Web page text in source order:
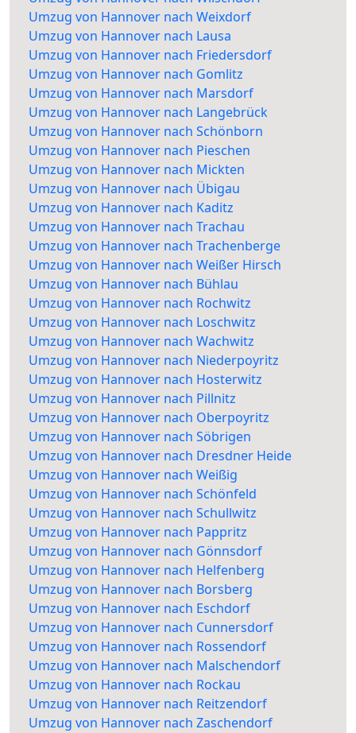
Umzug von Hannover nach Weixdorf
Umzug von Hannover nach Lausa
Umzug von Hannover nach Friedersdorf
Umzug von Hannover nach Gomlitz
Umzug von Hannover nach Marsdorf
Umzug von Hannover nach Langebrück
Umzug von Hannover nach Schönborn
Umzug von Hannover nach Pieschen
Umzug von Hannover nach Mickten
Umzug von Hannover nach Übigau
Umzug von Hannover nach Kaditz
Umzug von Hannover nach Trachau
Umzug von Hannover nach Trachenberge
Umzug von Hannover nach Weißer Hirsch
Umzug von Hannover nach Bühlau
Umzug von Hannover nach Rochwitz
Umzug von Hannover nach Loschwitz
Umzug von Hannover nach Wachwitz
Umzug von Hannover nach Niederpoyritz
Umzug von Hannover nach Hosterwitz
Umzug von Hannover nach Pillnitz
Umzug von Hannover nach Oberpoyritz
Umzug von Hannover nach Söbrigen
Umzug von Hannover nach Dresdner Heide
Umzug von Hannover nach Weißig
Umzug von Hannover nach Schönfeld
Umzug von Hannover nach Schullwitz
Umzug von Hannover nach Pappritz
Umzug von Hannover nach Gönnsdorf
Umzug von Hannover nach Helfenberg
Umzug von Hannover nach Borsberg
Umzug von Hannover nach Eschdorf
Umzug von Hannover nach Cunnersdorf
Umzug von Hannover nach Rossendorf
Umzug von Hannover nach Malschendorf
Umzug von Hannover nach Rockau
Umzug von Hannover nach Reitzendorf
Umzug von Hannover nach Zaschendorf